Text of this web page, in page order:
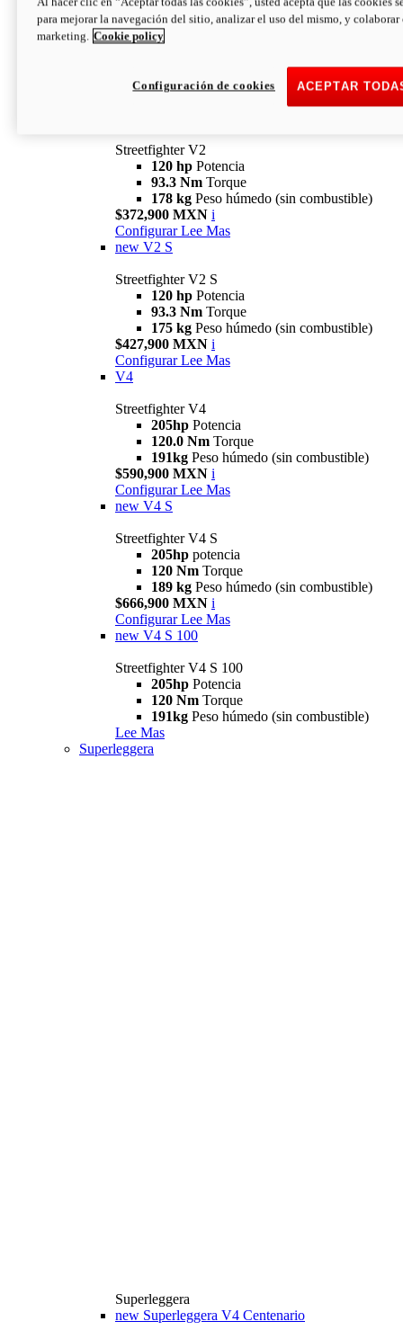
Streetfighter V2
120 hp Potencia
93.3 Nm Torque
178 kg Peso húmedo (sin combustible)
$372,900 MXN i
Configurar Lee Mas
new V2 S
Streetfighter V2 S
120 hp Potencia
93.3 Nm Torque
175 kg Peso húmedo (sin combustible)
$427,900 MXN i
Configurar Lee Mas
V4
Streetfighter V4
205hp Potencia
120.0 Nm Torque
191kg Peso húmedo (sin combustible)
$590,900 MXN i
Configurar Lee Mas
new V4 S
Streetfighter V4 S
205hp potencia
120 Nm Torque
189 kg Peso húmedo (sin combustible)
$666,900 MXN i
Configurar Lee Mas
new V4 S 100
Streetfighter V4 S 100
205hp Potencia
120 Nm Torque
191kg Peso húmedo (sin combustible)
Lee Mas
Superleggera
Superleggera
new Superleggera V4 Centenario
para mejorar la navegación del sitio, analizar el uso del mismo, y colaborar
marketing. Cookie policy
ACEPTAR
Configuración de cookies